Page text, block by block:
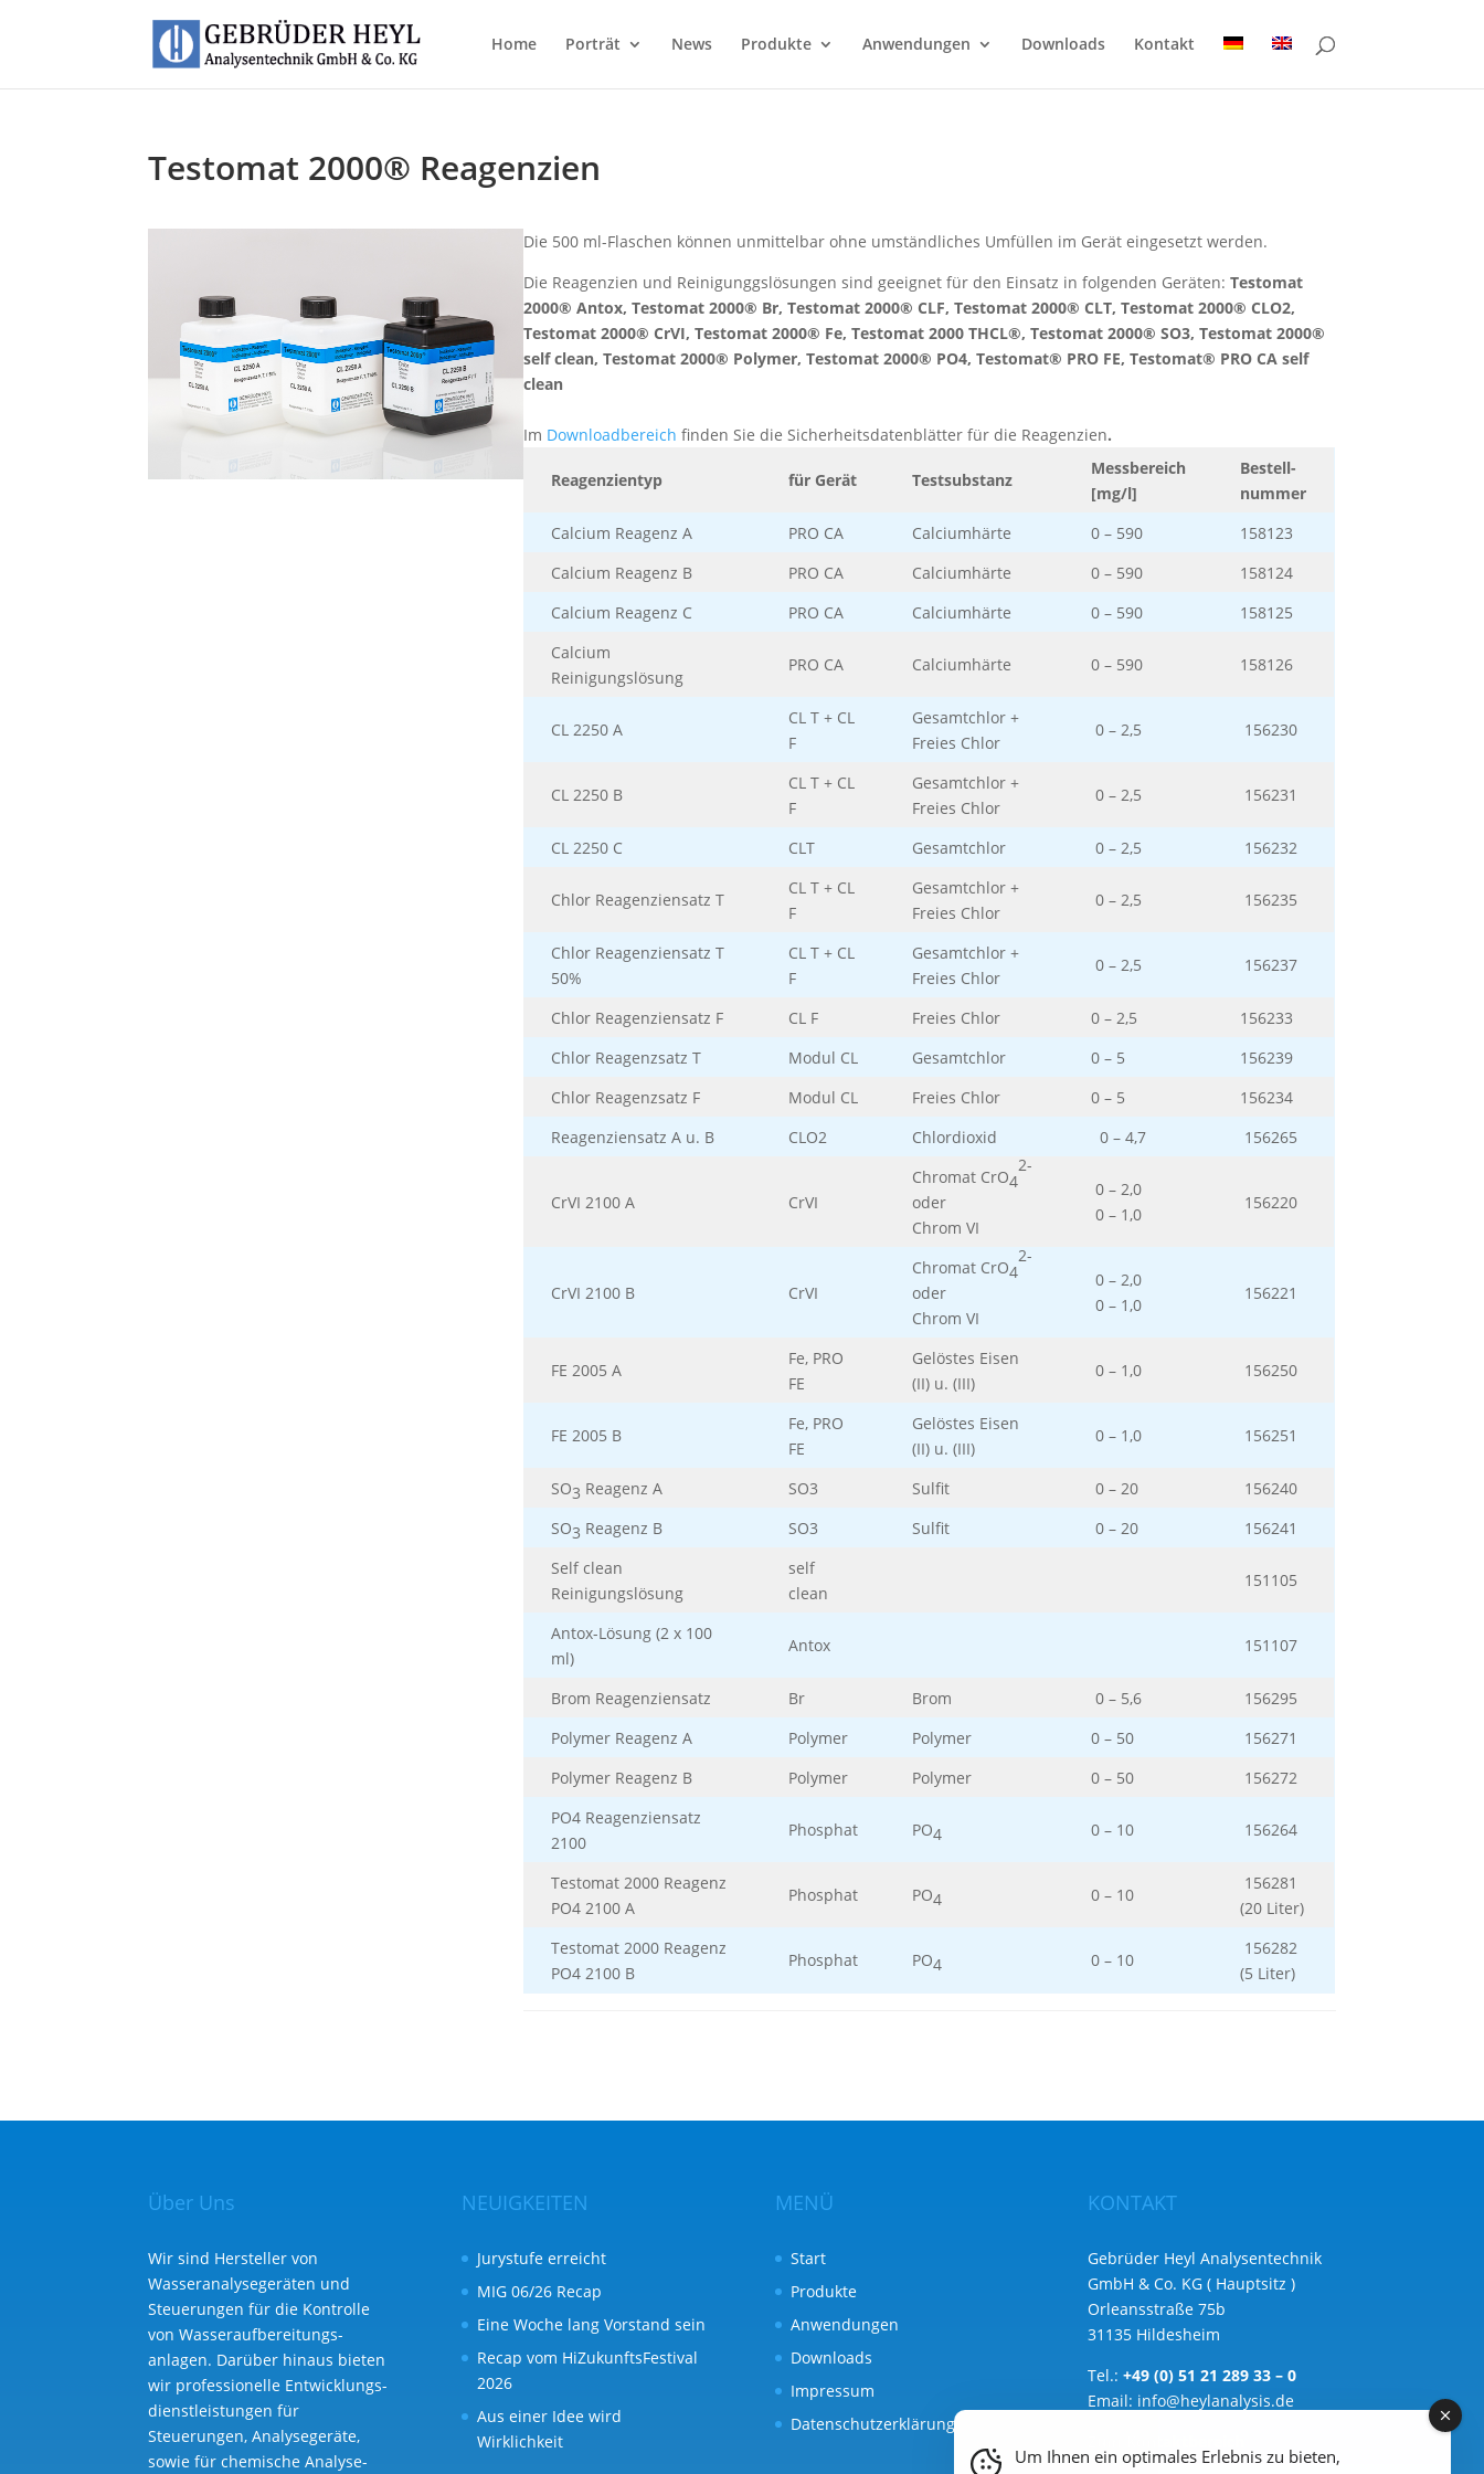
Home Porträt News Produkte Anwendungen Downloads Kontakt
Testomat 2000® Reagenzien
Die 500 ml-Flaschen können unmittelbar ohne umständliches Umfüllen im Gerät eingesetzt werden.
Die Reagenzien und Reinigunggslösungen sind geeignet für den Einsatz in folgenden Geräten:Testomat
2000® Antox, Testomat 2000® Br, Testomat 2000® CLF, Testomat 2000® CLT, Testomat 2000® CLO2,
Testomat 2000® CrVI, Testomat 2000® Fe, Testomat 2000 THCL®, Testomat 2000® SO3, Testomat 2000®
self clean, Testomat 2000® Polymer, Testomat 2000® PO4, Testomat® PRO FE, Testomat® PRO CA self
clean
Im Downloadbereich finden Sie die Sicherheitsdatenblätter für die Reagenzien.
Reagenzientyp für Gerät Testsubstanz
Messbereich
[mg/l]
Bestell-
nummer
Calcium Reagenz A
PRO CA Calciumhärte 0 – 590
158123
Calcium Reagenz B
PRO CA Calciumhärte 0 – 590
158124
Calcium Reagenz C
PRO CA Calciumhärte 0 – 590
158125
Calcium
Reinigungslösung
PRO CA Calciumhärte 0 – 590 158126
CL 2250 A
CL T + CL
F
Gesamtchlor +
Freies Chlor
0 – 2,5 156230
CL 2250 B
CL T + CL
F
Gesamtchlor +
Freies Chlor
0 – 2,5 156231
CL 2250 C CLT Gesamtchlor 0 – 2,5 156232
Chlor Reagenziensatz T
CL T + CL
F
Gesamtchlor +
Freies Chlor
0 – 2,5 156235
Chlor Reagenziensatz T
50%
CL T + CL
F
Gesamtchlor +
Freies Chlor
0 – 2,5 156237
Chlor Reagenziensatz F CL F Freies Chlor 0 – 2,5
156233
Chlor Reagenzsatz T
Modul CL Gesamtchlor 0 – 5
156239
Chlor Reagenzsatz F
Modul CL Freies Chlor 0 – 5
156234
Reagenziensatz A u. B
CLO2 Chlordioxid 0 – 4,7 156265
CrVI 2100 A CrVI
Chromat CrO4
2-
oder
Chrom VI
0 – 2,0
0 – 1,0
156220
CrVI 2100 B CrVI
Chromat CrO4
2-
oder
Chrom VI
0 – 2,0
0 – 1,0
156221
FE 2005 A
Fe, PRO
FE
Gelöstes Eisen
(II) u. (III)
0 – 1,0 156250
FE 2005 B
Fe, PRO
FE
Gelöstes Eisen
(II) u. (III)
0 – 1,0 156251
SO3 Reagenz A SO3 Sulfit 0 – 20
156240
SO3 Reagenz B SO3 Sulfit 0 – 20
156241
Self clean
Reinigungslösung
self
clean
151105
Antox-Lösung (2 x 100
ml)
Antox 151107
Brom Reagenziensatz Br Brom 0 – 5,6
156295
Polymer Reagenz A
Polymer Polymer 0 – 50
156271
Polymer Reagenz B
Polymer Polymer 0 – 50
156272
PO4 Reagenziensatz
2100
Phosphat PO4 0 – 10 156264
Testomat 2000 Reagenz
PO4 2100 A
Phosphat PO4 0 – 10
156281
(20 Liter)
Testomat 2000 Reagenz
PO4 2100 B
Phosphat PO4 0 – 10
156282
(5 Liter)
Über Uns
Wir sind Hersteller von
Wasseranalysegeräten und
Steuerungen für die Kontrolle
von Wasser­aufbereitungs­
anlagen. Darüber hinaus bieten
wir professionelle Entwicklungs­
dienst­leistungen für
Steuerungen, Analysegeräte,
sowie für chemische Analyse­
NEUIGKEITEN
Jurystufe erreicht
MIG 06/26 Recap
Eine Woche lang Vorstand sein
Recap vom HiZukunftsFestival
2026
Aus einer Idee wird
Wirklichkeit
MENÜ
Start
Produkte
Anwendungen
Downloads
Impressum
Datenschutzerklärung
KONTAKT
Gebrüder Heyl Analysentechnik
GmbH & Co. KG ( Hauptsitz )
Orleansstraße 75b
31135 Hildesheim
Tel.:+49 (0) 51 21 289 33 – 0
Email: info@heylanalysis.de
Um Ihnen ein optimales Erlebnis zu bieten,